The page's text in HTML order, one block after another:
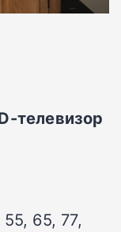
телевизор
65, 77,